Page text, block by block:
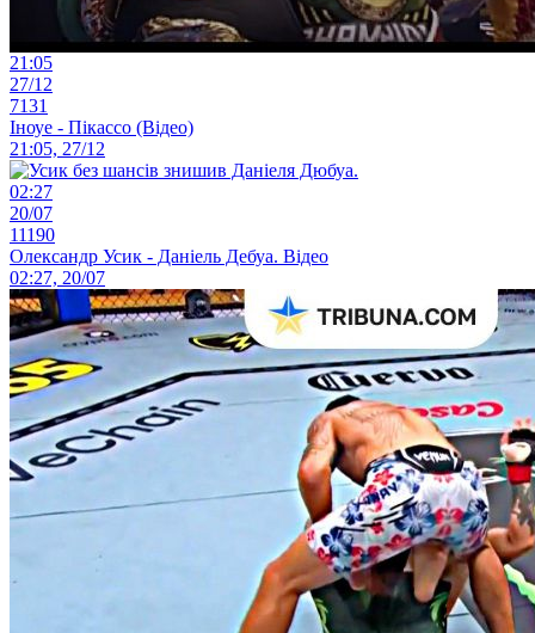
21:05
27/12
7131
Іноуе - Пікассо (Відео)
21:05, 27/12
02:27
20/07
11190
Олександр Усик - Даніель Дебуа. Відео
02:27, 20/07